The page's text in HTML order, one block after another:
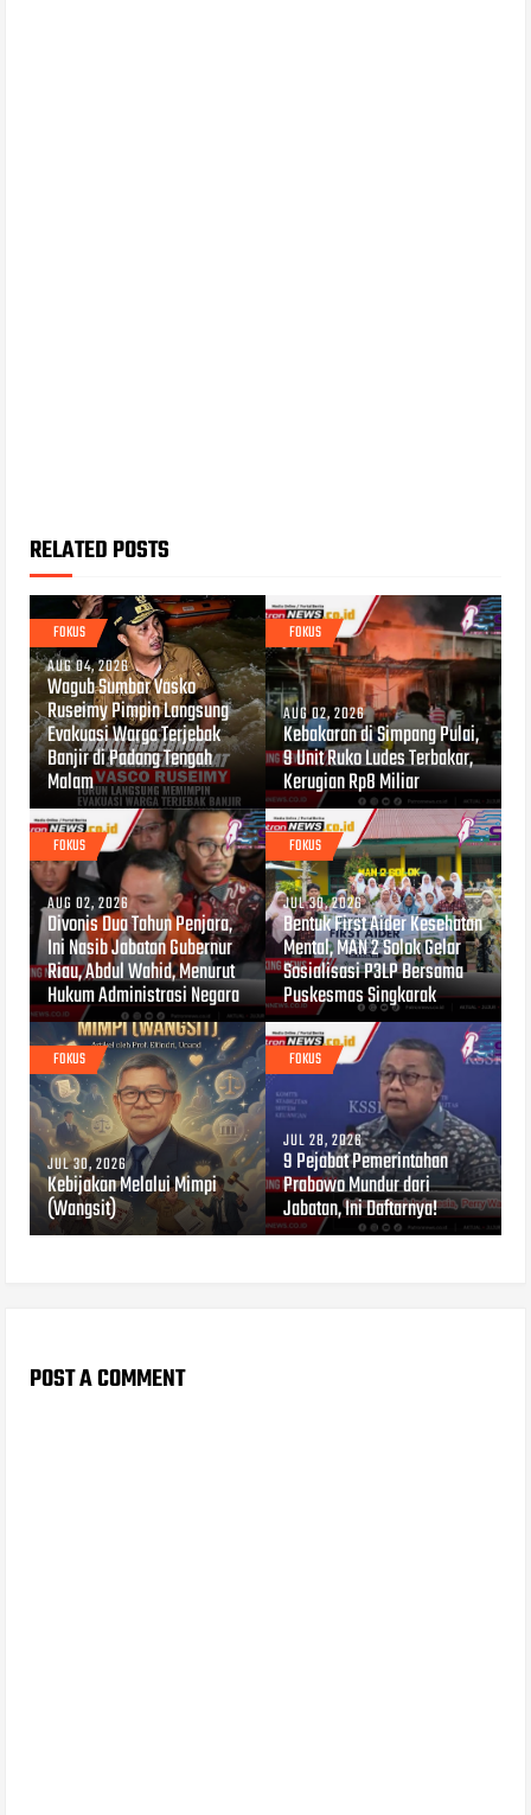
RELATED POSTS
FOKUS
AUG 04, 2026
Wagub Sumbar Vasko
Ruseimy Pimpin Langsung
Evakuasi Warga Terjebak
Banjir di Padang Tengah
Malam
FOKUS
AUG 02, 2026
Kebakaran di Simpang Pulai,
9 Unit Ruko Ludes Terbakar,
Kerugian Rp8 Miliar
FOKUS
AUG 02, 2026
Divonis Dua Tahun Penjara,
Ini Nasib Jabatan Gubernur
Riau, Abdul Wahid, Menurut
Hukum Administrasi Negara
FOKUS
JUL 30, 2026
Bentuk First Aider Kesehatan
Mental, MAN 2 Solok Gelar
Sosialisasi P3LP Bersama
Puskesmas Singkarak
FOKUS
JUL 30, 2026
Kebijakan Melalui Mimpi
(Wangsit)
FOKUS
JUL 28, 2026
9 Pejabat Pemerintahan
Prabowo Mundur dari
Jabatan, Ini Daftarnya!
POST A COMMENT